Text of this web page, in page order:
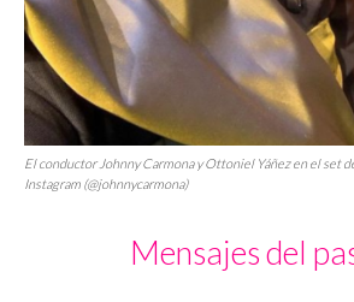
El conductor Johnny Carmona y Ottoniel Yáñez en elset
Instagram (@johnnycarmona)
Mensajes del